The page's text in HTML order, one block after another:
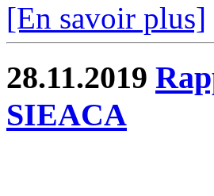
[En savoir plus]
28.11.2019
SIEACA